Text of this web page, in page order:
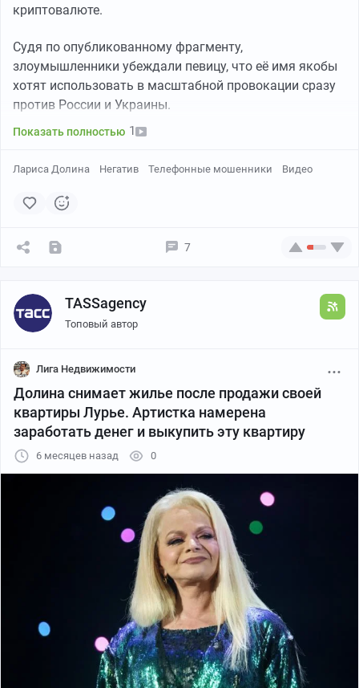
криптовалюте.
Судя по опубликованному фрагменту,
злоумышленники убеждали певицу, что её имя якобы
хотят использовать в масштабной провокации сразу
против России и Украины.
Показать полностью 1
Лариса Долина Негатив Телефонные мошенники Видео
7
TASSagency
Топовый автор
Лига Недвижимости
Долина снимает жилье после продажи своей
квартиры Лурье. Артистка намерена
заработать денег и выкупить эту квартиру
6 месяцев назад 0